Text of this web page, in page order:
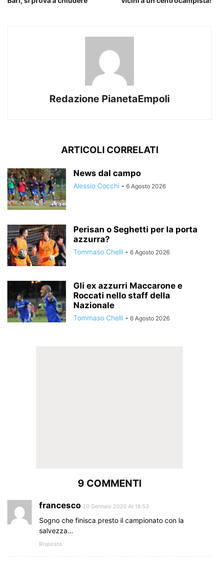
Redazione PianetaEmpoli
ARTICOLI CORRELATI
News dal campo
Alessio Cocchi - 6 Agosto 2026
Perisan o Seghetti per la porta
azzurra?
Tommaso Chelli - 6 Agosto 2026
Gli ex azzurri Maccarone e
Roccati nello staff della
Nazionale
Tommaso Chelli - 6 Agosto 2026
9 COMMENTI
francesco 20 Gennaio 2020 At 18:53
Sogno che finisca presto il campionato con la
salvezza…
Risposta